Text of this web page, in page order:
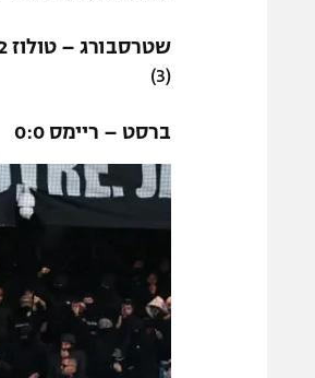
שטרסבורג – טולוז 1:2
(3)
ברסט – ריימס 0:0